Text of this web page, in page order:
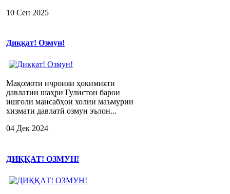
10 Сен 2025
Диққат! Озмун!
Мақомоти иҷроияи ҳокимияти
давлатии шаҳри Гулистон барои
ишғоли мансабҳои холии маъмурии
хизмати давлатӣ озмун эълон...
04 Дек 2024
ДИҚҚАТ! ОЗМУН!